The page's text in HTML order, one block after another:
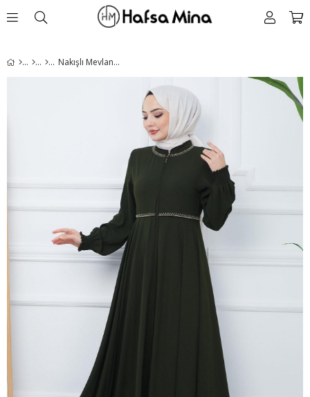
Nakışlı Mevlana Ferace Haki HM2359